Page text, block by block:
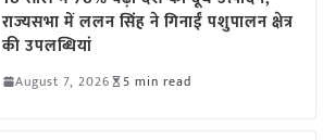
राज्यसभा में ललन सिंह ने गिनाईं पशुपालन क्षेत्र
की उपलब्धियां
August 7, 2026 5 min read